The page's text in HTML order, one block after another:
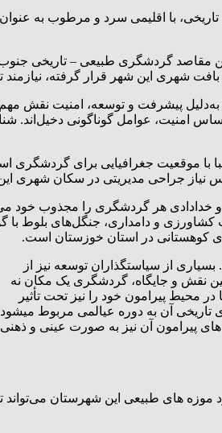
با اقلیمی سرد و مرطوب به
مقاصد گردشگری طبیعی – تاریخی
شهری این شهر قرار گرفته،
پیشرفت و توسعه، امنیت نقش
امنیت، عوامل گوناگونی
موقعیت جغرافیایی برای گردشگری
نیاز جراحی مدیریتی در سکان شهری
و خدادادی هر گردشگری را مجذوب خود
و دامداری، جنگل‌های بلوط
کوهستانی در استان خوزستان است.
از سیاستگذاران توسعه نیز از
نقش و جایگاه، گردشگری یک مکان نه
محیط پیرامون خود را نیز تحت تأثیر
تاریخی آن به دوره عیالمی مربوط
پیرامون آن نیز به صورت عینی و ذهنی
موزه های طبیعی این شهرستان